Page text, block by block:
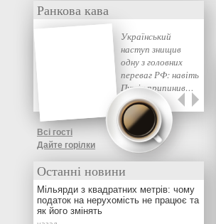
Ранкова кава
Український
наступ знищив
одну з головних
переваг РФ: навіть
Путін припинив…
Всі гості
Дайте горілки
Останні новини
Мільярди з квадратних метрів: чому
податок на нерухомість не працює та
як його змінять